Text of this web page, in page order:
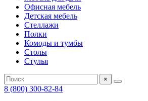
Офисная мебель
Детская мебель
Стеллажи
Полки
Комоды и тумбы
Столы
Стулья
×
8 (800) 300-82-84